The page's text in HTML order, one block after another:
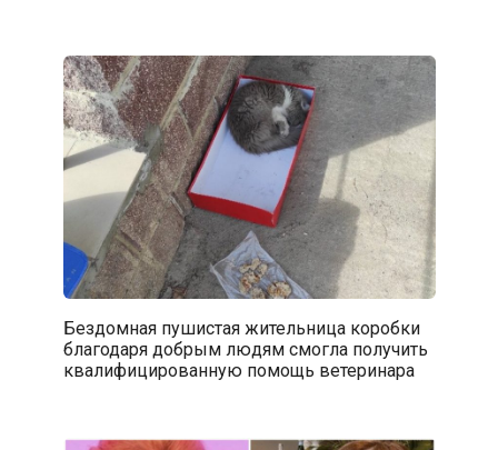
Бездомная пушистая жительница коробки
благодаря добрым людям смогла получить
квалифицированную помощь ветеринара